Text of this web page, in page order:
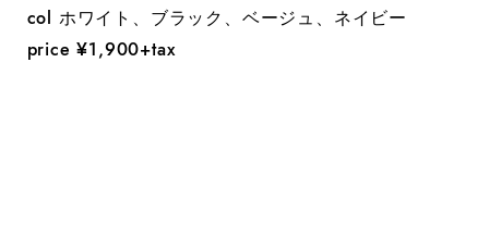
col ホワイト、ブラック、ベージュ、ネイビー
price ¥1,900+tax